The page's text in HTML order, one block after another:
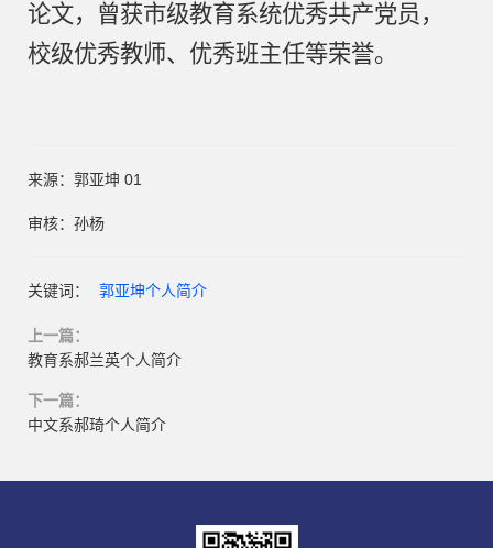
论文，曾获市级教育系统优秀共产党员，
校级优秀教师、优秀班主任等荣誉。
来源：郭亚坤 01
审核：孙杨
关键词： 郭亚坤个人简介
上一篇：
教育系郝兰英个人简介
下一篇：
中文系郝琦个人简介